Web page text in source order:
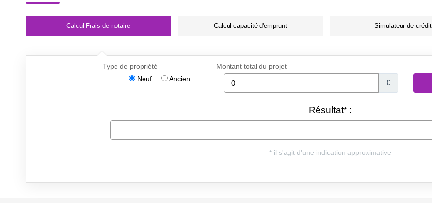
Calcul Frais de notaire Calcul capacité d'emprunt Simulateur de crédit